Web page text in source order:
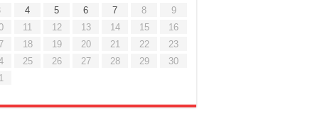
4 5 6 7 8
9
11 12 13 14 15
16
18 19 20 21 22
23
25 26 27 28 29
30